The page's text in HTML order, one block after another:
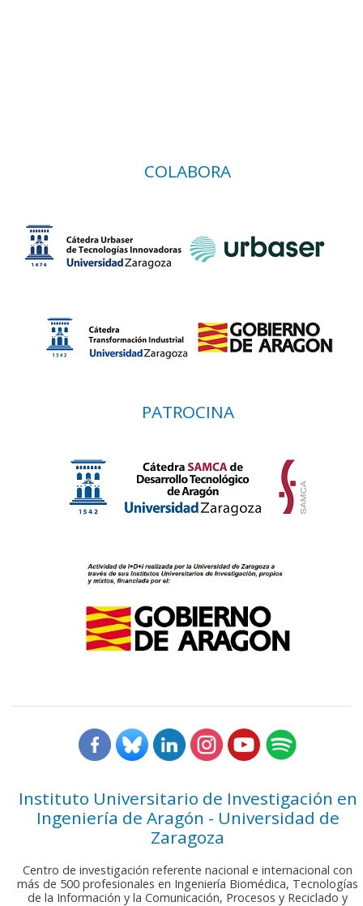
COLABORA
PATROCINA
Instituto Universitario de Investigación en
Ingeniería de Aragón - Universidad de
Zaragoza
Centro de investigación referente nacional e internacional con
más de 500 profesionales en Ingeniería Biomédica, Tecnologías
de la Información y la Comunicación, Procesos y Reciclado y